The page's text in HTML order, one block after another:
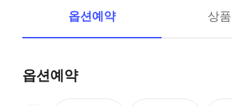
옵션예약 상
옵션예약